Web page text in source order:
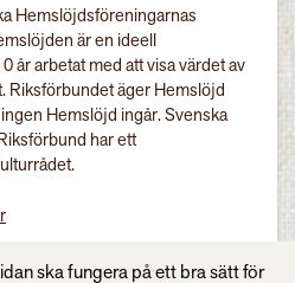
Hemslöjdsföreningarnas
är en ideell
år arbetat med att visa värdet av
Riksförbundet äger Hemslöjd
Hemslöjd ingår. Svenska
har ett
ska fungera på ett bra sätt för